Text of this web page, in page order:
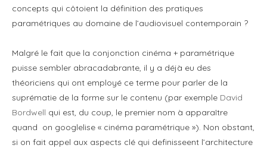
concepts qui côtoient la définition des pratiques
paramétriques au domaine de l’audiovisuel contemporain ?
Malgré le fait que la conjonction cinéma + paramétrique
puisse sembler abracadabrante, il y a déjà eu des
théoriciens qui ont employé ce terme pour parler de la
suprématie de la forme sur le contenu (par exemple David
Bordwell qui est, du coup, le premier nom à apparaître
quand on googlelise « cinéma paramétrique »). Non obstant,
si on fait appel aux aspects clé qui definisseent l’architecture